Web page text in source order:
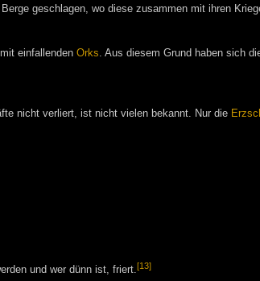
geschlagen, wo diese zusammen mit ihren
einfallenden Orks. Aus diesem Grund haben sich
nicht verliert, ist nicht vielen bekannt. Nur die
und wer dünn ist, friert.[13]